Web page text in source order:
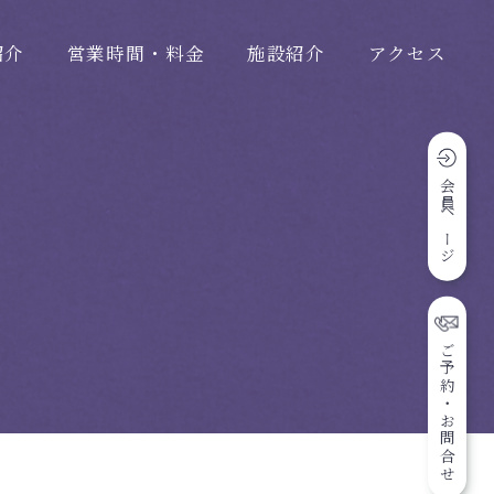
営業時間・料金 施設紹介 アクセス
会員ページ
ご予約・お問合せ